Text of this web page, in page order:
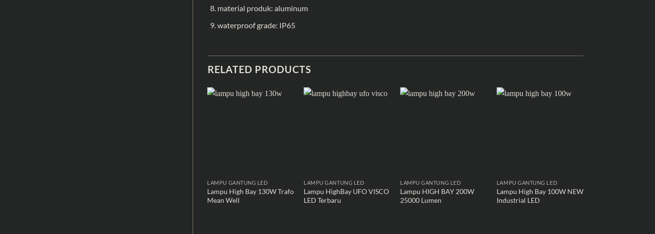
material produk: aluminum
waterproof grade: IP65
RELATED PRODUCTS
LAMPU GANTUNG LED
Lampu High Bay 130W Trafo
Mean Well
LAMPU GANTUNG LED
Lampu HighBay UFO VISCO
LED Terbaru
LAMPU GANTUNG LED
Lampu HIGH BAY 200W
25000 Lumen
LAMPU GANTUNG LED
Lampu High Bay 100W NEW
Industrial LED